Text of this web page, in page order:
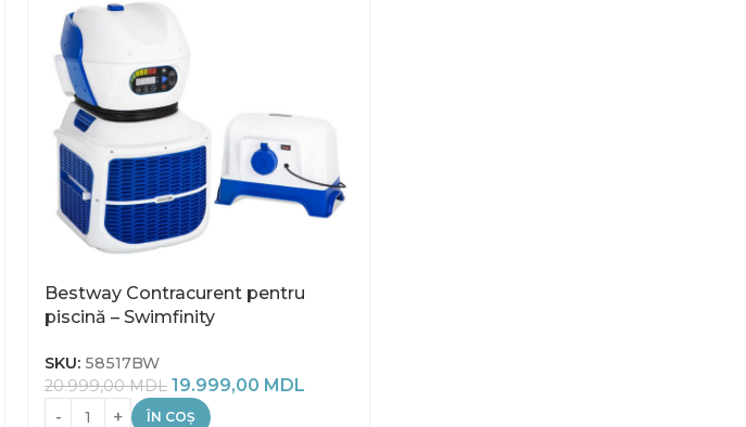
Bestway Contracurent pentru
piscină – Swimfinity
SKU: 58517BW
20.999,00MDL 19.999,00 MDL
ÎN COȘ